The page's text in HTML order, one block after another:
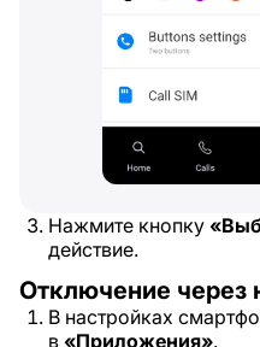
Нажмите кнопку
действие.
Отключение через
В настройках
в «Приложения».